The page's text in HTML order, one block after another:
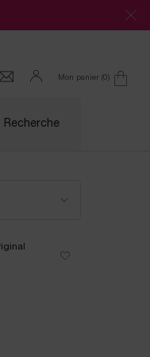
Mon panier 0
0 produit
Recherche